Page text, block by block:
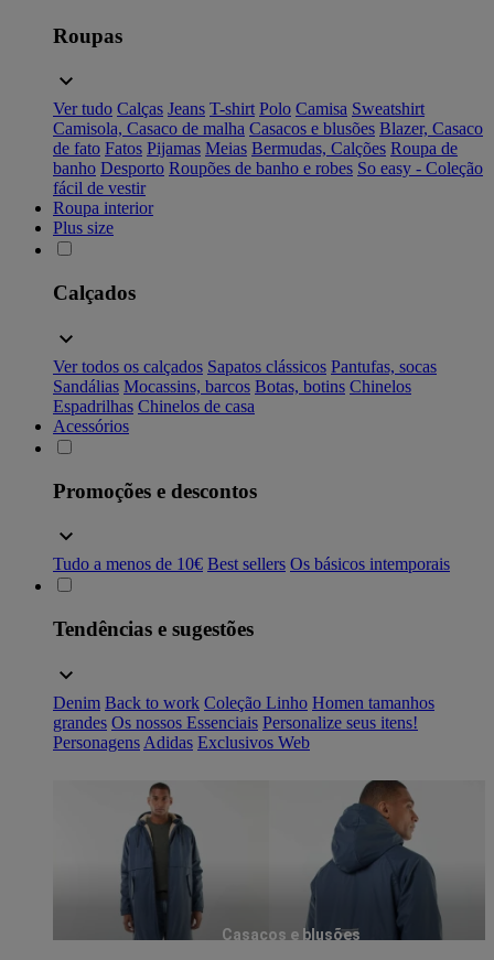
Roupas
Ver tudo Calças Jeans T-shirt Polo Camisa Sweatshirt
Camisola, Casaco de malha Casacos e blusões Blazer, Casaco
de fato Fatos Pijamas Meias Bermudas, Calções Roupa de
banho Desporto Roupões de banho e robes So easy - Coleção
fácil de vestir
Roupa interior
Plus size
Calçados
Ver todos os calçados Sapatos clássicos Pantufas, socas
Sandálias Mocassins, barcos Botas, botins Chinelos
Espadrilhas Chinelos de casa
Acessórios
Promoções e descontos
Tudo a menos de 10€ Best sellers Os básicos intemporais
Tendências e sugestões
Denim Back to work Coleção Linho Homen tamanhos
grandes Os nossos Essenciais Personalize seus itens!
Personagens Adidas Exclusivos Web
Casacos e blusões